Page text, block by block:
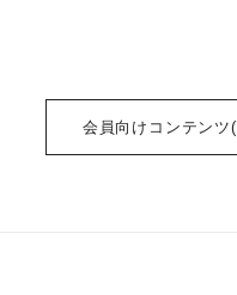
会員向けコンテン